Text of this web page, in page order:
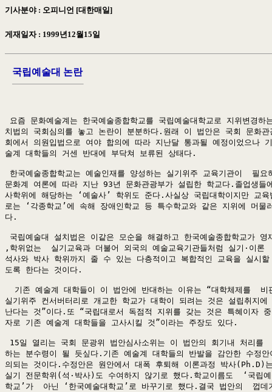
기사분야 : 오피니언 [대한매일]
게재일자 : 1999년12월15일
국립예술대 논란
요즘 문화예술계는 한국예술종합학교를 국립예술대학교로 지위변경하
치법의 국회심의를 놓고 논란이 분분하다.원래 이 법안은 국회 문화관
회에서 의원입법으로 여야 합의에 따라 지난달 통과될 예정이었으나
술계 대학들의 거센 반대에 부닥쳐 보류된 상태다.
한국예술종합학교는 예술인재를 양성하는 실기위주 교육기관이  필요
문화계 여론에 따라 지난 93년 문화관광부가 설립한 학교다.졸업생들
사학위에 해당하는 ‘예술사’ 학위도 준다.사실상 국립대학이지만 교육
로는 ‘각종학교’에 속해 장애인학교 등 특수학교와 같은 지위에 머물
다.
국립예술대 설치법은 이같은 모순을 해결하고 한국예술종합학교가 영
,학위없는  실기교육과 더불어 외국의 예술교육기관들처럼 실기·이론
석사와 박사 학위까지 줄 수 있는 다층적이고 복합적인 교육을 실시
도록 한다는 것이다.
기존 예술계 대학들이 이 법안에 반대하는 이유는 “대학체제를  비
실기위주 컨서버터리로 개교한 학교가 대학이 되려는 것은 설립취지
난다는 것”이다.또 “국립대로서 독점적 지위를 갖는 것은 특혜이자 중
자로 기존 예술계 대학들을 고사시킬 것”이라는 주장도 있다.
15일 열리는 국회 문광위 법안심사소위는 이 법안의 회기내 처리를
하는 분수령이 될 듯싶다.기존 예술계 대학들의 반발을 감안한 수정
의되는 것이다.수정안은 원안에서 대폭 후퇴해 이론과정 박사(Ph.D)
실기 전문학위(석·박사)도 수여하지 않기로 했다.학교이름도  ‘국립예
학교’가  아닌 ‘한국예술대학교’로 바꾸기로 했다.결국 법안의  껍데